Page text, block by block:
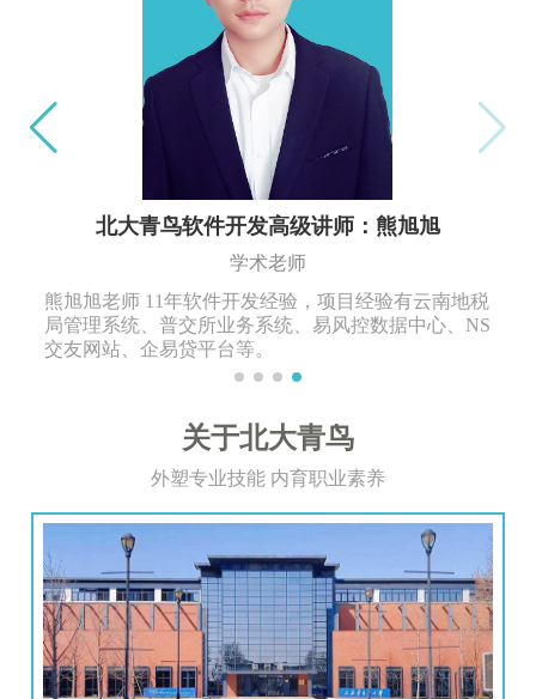
北大青鸟软件开发高级讲师：熊旭旭
学术老师
熊旭旭老师 11年软件开发经验，项目经验有云南地税
局管理系统、普交所业务系统、易风控数据中心、NS
交友网站、企易贷平台等。
关于北大青鸟
外塑专业技能 内育职业素养